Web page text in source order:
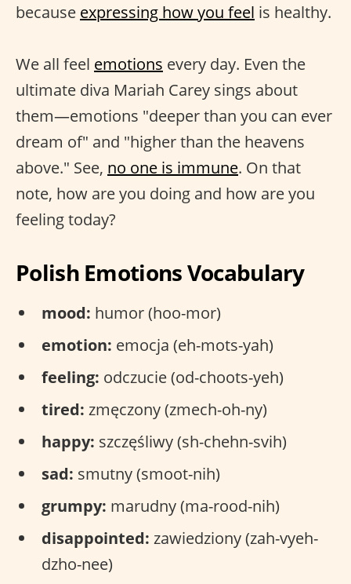
because expressing how you feel is healthy.
We all feel emotions every day. Even the
ultimate diva Mariah Carey sings about
them—emotions "deeper than you can ever
dream of" and "higher than the heavens
above." See, no one is immune. On that
note, how are you doing and how are you
feeling today?
Polish Emotions Vocabulary
mood: humor (hoo-mor)
emotion: emocja (eh-mots-yah)
feeling: odczucie (od-choots-yeh)
tired: zmęczony (zmech-oh-ny)
happy: szczęśliwy (sh-chehn-svih)
sad: smutny (smoot-nih)
grumpy: marudny (ma-rood-nih)
disappointed: zawiedziony (zah-vyeh-
dzho-nee)